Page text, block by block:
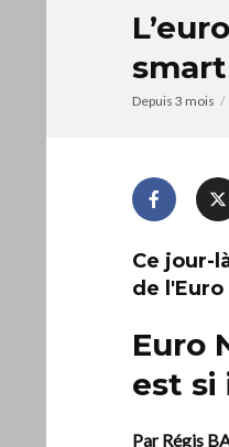
Depuis 3 mois
Ce jour-
de
Euro
est si
Par Régis